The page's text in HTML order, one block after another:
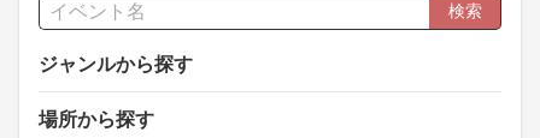
検索
ジャンルから探す
場所から探す